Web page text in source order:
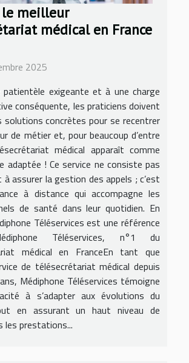
meilleur
médical en France
2025
patientèle exigeante et à une charge
conséquente, les praticiens doivent
solutions concrètes pour se recentrer
de métier et, pour beaucoup d’entre
médical apparaît comme
adaptée ! Ce service ne consiste pas
à assurer la gestion des appels ; c’est
à distance qui accompagne les
de santé dans leur quotidien. En
Téléservices est une référence
Téléservices, n°1 du
médical en FranceEn tant que
de télésecrétariat médical depuis
Médiphone Téléservices témoigne
à s’adapter aux évolutions du
en assurant un haut niveau de
les prestations...